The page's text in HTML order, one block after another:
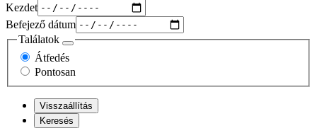
Kezdet
Befejező dátum
Találatok
Átfedés
Pontosan